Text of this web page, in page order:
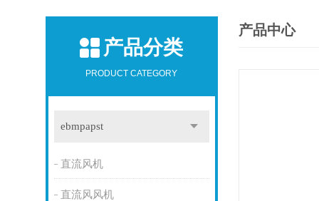
产品分类
PRODUCT CATEGORY
ebmpapst
直流风机
直流风风机
产品中心